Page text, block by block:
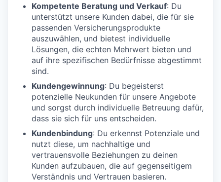
Kompetente Beratung und Verkauf: Du
unterstützt unsere Kunden dabei, die für sie
passenden Versicherungsprodukte
auszuwählen, und bietest individuelle
Lösungen, die echten Mehrwert bieten und
auf ihre spezifischen Bedürfnisse abgestimmt
sind.
Kundengewinnung: Du begeisterst
potenzielle Neukunden für unsere Angebote
und sorgst durch individuelle Betreuung dafür,
dass sie sich für uns entscheiden.
Kundenbindung: Du erkennst Potenziale und
nutzt diese, um nachhaltige und
vertrauensvolle Beziehungen zu deinen
Kunden aufzubauen, die auf gegenseitigem
Verständnis und Vertrauen basieren.